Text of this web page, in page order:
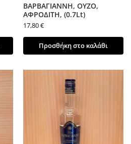
ΒΑΡΒΑΓΙΑΝΝΗ, ΟΥΖΟ,
ΑΦΡΟΔΙΤΗ, (0.7Lt)
17,80€
Προσθήκη στο καλάθι